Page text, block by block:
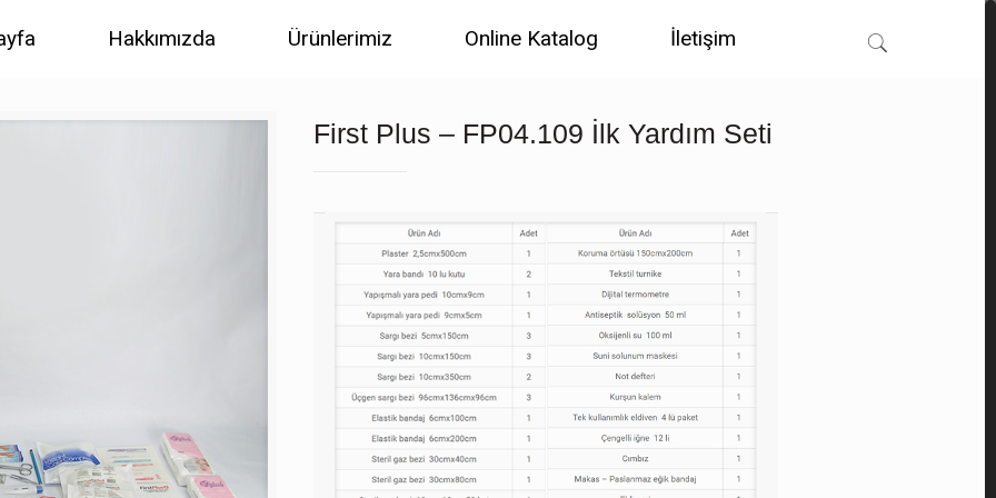
Hakkımızda Ürünlerimiz Online Katalog İletişim
First Plus – FP04.109 İlk Yardım Seti